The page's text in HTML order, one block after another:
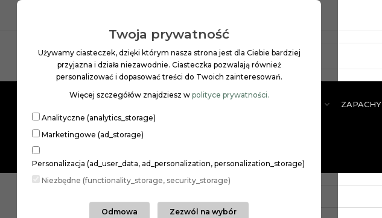
Twoja prywatność
Używamy ciasteczek, dzięki którym nasza strona jest dla Ciebie bardziej
przyjazna i działa niezawodnie. Ciasteczka pozwalają również
personalizować i dopasować treści do Twoich zainteresowań.
Więcej szczegółów znajdziesz w polityce prywatności.
Analityczne (analytics_storage)
Marketingowe (ad_storage)
Personalizacja (ad_user_data, ad_personalization, personalization_storage)
Niezbędne (functionality_storage, security_storage)
Odmowa Zezwól na wybór
Szukaj
ZAPACHY